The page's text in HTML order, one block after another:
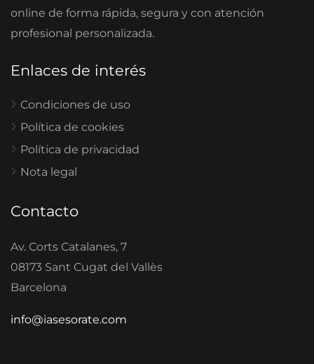
online de forma rápida, segura y con atención
profesional personalizada.
Enlaces de interés
Condiciones de uso
Política de cookies
Política de privacidad
Nota legal
Contacto
Av. Corts Catalanes, 7
08173 Sant Cugat del Vallès
Barcelona
info@iasesorate.com